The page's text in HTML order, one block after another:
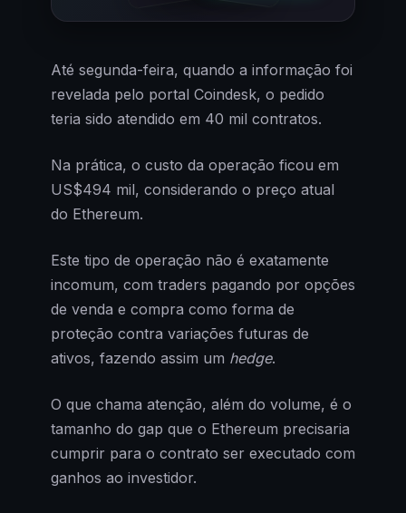
Até segunda-feira, quando a informação foi
revelada pelo portal Coindesk, o pedido
teria sido atendido em 40 mil contratos.
Na prática, o custo da operação ficou em
US$494 mil, considerando o preço atual
do Ethereum.
Este tipo de operação não é exatamente
incomum, com traders pagando por opções
de venda e compra como forma de
proteção contra variações futuras de
ativos, fazendo assim um hedge.
O que chama atenção, além do volume, é o
tamanho do gap que o Ethereum precisaria
cumprir para o contrato ser executado com
ganhos ao investidor.